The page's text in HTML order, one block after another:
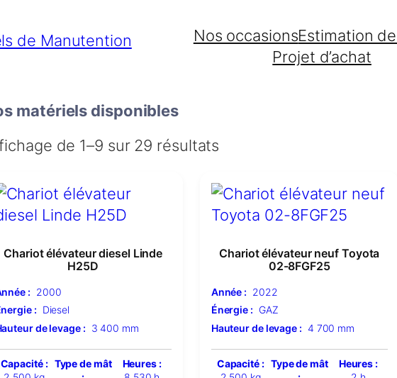
Nos occasionsEstimation
Projet d’achat
matériels disponibles
de 1–9 sur 29 résultats
Chariot élévateur diesel Linde
H25D
: 2000
: Diesel
de levage : 3 400 mm
Capacité : Type de mât
Heures :
Chariot élévateur neuf Toyota
02-8FGF25
Année : 2022
Énergie : GAZ
Hauteur de levage : 4 700 mm
Capacité : Type de mât
Heures :